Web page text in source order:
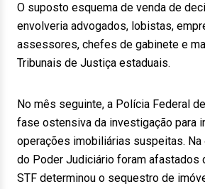
O suposto esquema de venda de
envolveria advogados, lobistas,
assessores, chefes de gabinete e
Tribunais de Justiça estaduais.
No mês seguinte, a Polícia Federal
fase ostensiva da investigação para
operações imobiliárias suspeitas.
do Poder Judiciário foram afastados
STF determinou o sequestro de